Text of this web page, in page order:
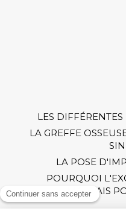
LES
LA GREFFE
LA POSE
POURQUOI
MAUVAIS